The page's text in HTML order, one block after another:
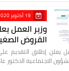
19 أكتوبر 2020
وزير العمل
القروض
يعلن إطلاق التقديم
الاجتماعية الدكتور